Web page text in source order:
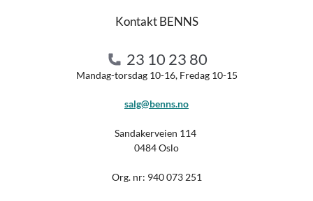
Kontakt BENNS
23 10 23 80
Mandag-torsdag 10-16, Fredag 10-15
salg@benns.no
Sandakerveien 114
0484 Oslo
Org. nr: 940 073 251